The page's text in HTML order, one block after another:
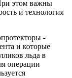
этом важны
и технология
-
и которые
льда в
операции